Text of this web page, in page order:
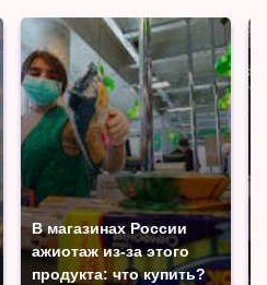
В магазинах России
ажиотаж из-за этого
продукта: что купить?